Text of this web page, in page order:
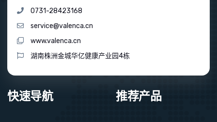
0731-28423168
service@valenca.cn
www.valenca.cn
湖南株洲金城华亿健康产业园4栋
快速导航 推荐产品